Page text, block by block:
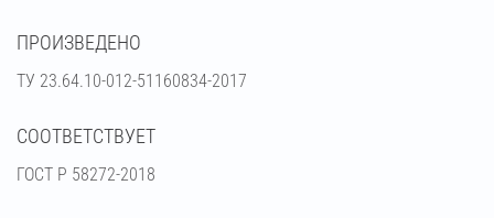
ПРОИЗВЕДЕНО
ТУ 23.64.10-012-51160834-2017
СООТВЕТСТВУЕТ
ГОСТ Р 58272-2018